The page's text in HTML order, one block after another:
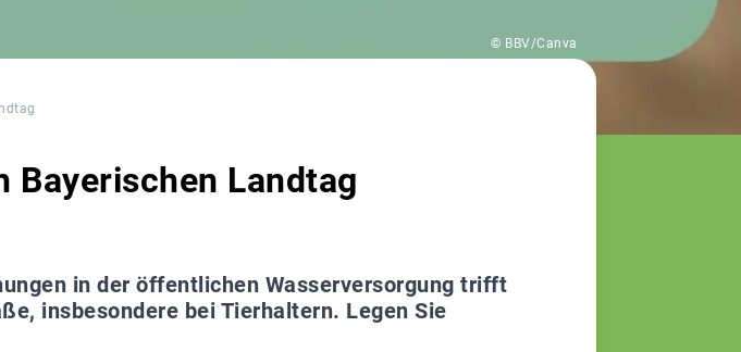
© BBV/Canva
Bayerischen Landtag
in der öffentlichen Wasserversorgung trifft
insbesondere bei Tierhaltern. Legen Sie